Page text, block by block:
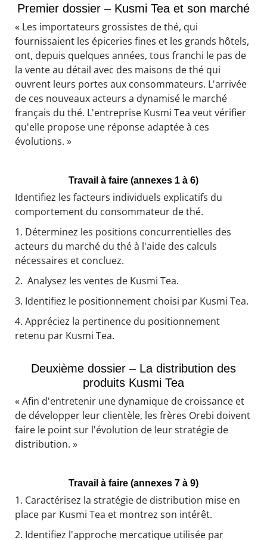
Premier dossier – Kusmi Tea et son marché
« Les importateurs grossistes de thé, qui
fournissaient les épiceries fines et les grands hôtels,
ont, depuis quelques années, tous franchi le pas de
la vente au détail avec des maisons de thé qui
ouvrent leurs portes aux consommateurs. L'arrivée
de ces nouveaux acteurs a dynamisé le marché
français du thé. L'entreprise Kusmi Tea veut vérifier
qu'elle propose une réponse adaptée à ces
évolutions. »
Travail à faire (annexes 1 à 6)
Identifiez les facteurs individuels explicatifs du
comportement du consommateur de thé.
1. Déterminez les positions concurrentielles des
acteurs du marché du thé à l'aide des calculs
nécessaires et concluez.
2. Analysez les ventes de Kusmi Tea.
3. Identifiez le positionnement choisi par Kusmi Tea.
4. Appréciez la pertinence du positionnement
retenu par Kusmi Tea.
Deuxième dossier – La distribution des
produits Kusmi Tea
« Afin d'entretenir une dynamique de croissance et
de développer leur clientèle, les frères Orebi doivent
faire le point sur l'évolution de leur stratégie de
distribution. »
Travail à faire (annexes 7 à 9)
1. Caractérisez la stratégie de distribution mise en
place par Kusmi Tea et montrez son intérêt.
2. Identifiez l'approche mercatique utilisée par